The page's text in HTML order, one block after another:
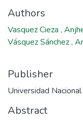
Authors
Vasquez Cieza ,
Vásquez Sánchez ,
Publisher
Universidad
Abstract